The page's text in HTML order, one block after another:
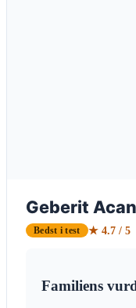
Geberit
Bedst i test ★ 4.7 / 5
Familiens